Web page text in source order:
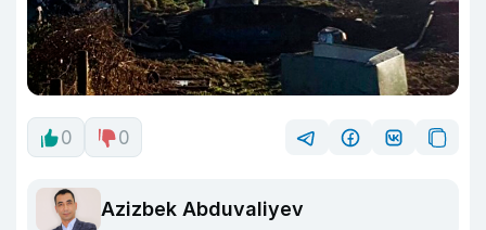
0 0
Azizbek Abduvaliyev